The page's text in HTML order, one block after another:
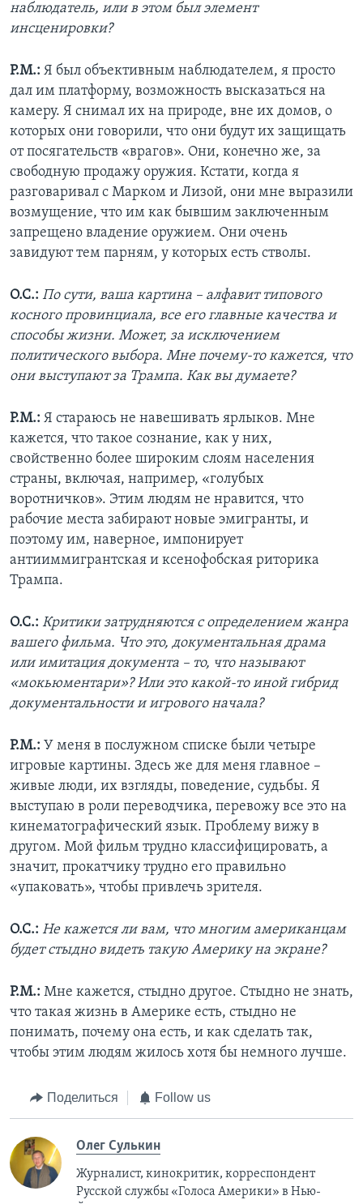
наблюдатель, или в этом был элемент
инсценировки?
Р.М.: Я был объективным наблюдателем, я просто
дал им платформу, возможность высказаться на
камеру. Я снимал их на природе, вне их домов, о
которых они говорили, что они будут их защищать
от посягательств «врагов». Они, конечно же, за
свободную продажу оружия. Кстати, когда я
разговаривал с Марком и Лизой, они мне выразили
возмущение, что им как бывшим заключенным
запрещено владение оружием. Они очень
завидуют тем парням, у которых есть стволы.
О.С.: По сути, ваша картина – алфавит типового
косного провинциала, все его главные качества и
способы жизни. Может, за исключением
политического выбора. Мне почему-то кажется, что
они выступают за Трампа. Как вы думаете?
Р.М.: Я стараюсь не навешивать ярлыков. Мне
кажется, что такое сознание, как у них,
свойственно более широким слоям населения
страны, включая, например, «голубых
воротничков». Этим людям не нравится, что
рабочие места забирают новые эмигранты, и
поэтому им, наверное, импонирует
антииммигрантская и ксенофобская риторика
Трампа.
О.С.: Критики затрудняются с определением жанра
вашего фильма. Что это, документальная драма
или имитация документа – то, что называют
«мокьюментари»? Или это какой-то иной гибрид
документальности и игрового начала?
Р.М.: У меня в послужном списке были четыре
игровые картины. Здесь же для меня главное –
живые люди, их взгляды, поведение, судьбы. Я
выступаю в роли переводчика, перевожу все это на
кинематографический язык. Проблему вижу в
другом. Мой фильм трудно классифицировать, а
значит, прокатчику трудно его правильно
«упаковать», чтобы привлечь зрителя.
О.С.: Не кажется ли вам, что многим американцам
будет стыдно видеть такую Америку на экране?
Р.М.: Мне кажется, стыдно другое. Стыдно не знать,
что такая жизнь в Америке есть, стыдно не
понимать, почему она есть, и как сделать так,
чтобы этим людям жилось хотя бы немного лучше.
Поделиться Follow us
Олег Сулькин
Журналист, кинокритик, корреспондент
Русской службы «Голоса Америки» в Нью-